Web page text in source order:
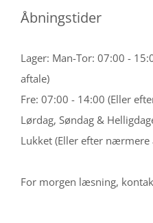
Åbningstider
Lager: Man-Tor: 07:00 -
aftale)
Fre: 07:00 - 14:00 (Eller
Lørdag, Søndag &
Lukket (Eller efter nærmere
For morgen læsning,